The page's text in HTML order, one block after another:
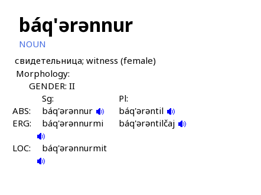
báq'ərənnur
NOUN
свидетельница; witness (female)
Morphology:
GENDER: II
Sg:
Pl:
ABS:
báq'ərənnur
báq'ərəntil
ERG:
báq'ərənnurmi báq'ərəntilčaj
LOC: báq'ərənnurmit